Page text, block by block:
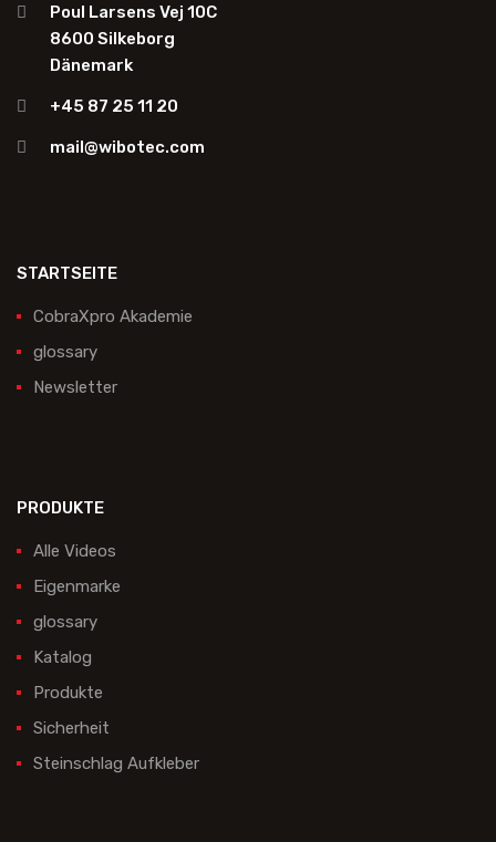
Poul Larsens Vej 10C
8600 Silkeborg
Dänemark
+45 87 25 11 20
mail@wibotec.com
STARTSEITE
CobraXpro Akademie
glossary
Newsletter
PRODUKTE
Alle Videos
Eigenmarke
glossary
Katalog
Produkte
Sicherheit
Steinschlag Aufkleber